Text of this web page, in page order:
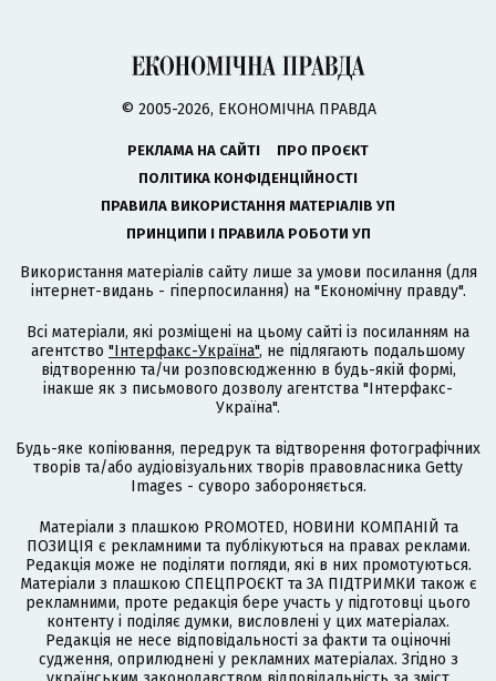
© 2005-2026, ЕКОНОМІЧНА ПРАВДА
РЕКЛАМА НА САЙТІ
ПРО ПРОЄКТ
ПОЛІТИКА КОНФІДЕНЦІЙНОСТІ
ПРАВИЛА ВИКОРИСТАННЯ МАТЕРІАЛІВ УП
ПРИНЦИПИ І ПРАВИЛА РОБОТИ УП
Використання матеріалів сайту лише за умови посилання (для
інтернет-видань - гіперпосилання) на "Економічну правду".
Всі матеріали, які розміщені на цьому сайті із посиланням на
агентство "Інтерфакс-Україна", не підлягають подальшому
відтворенню та/чи розповсюдженню в будь-якій формі,
інакше як з письмового дозволу агентства "Інтерфакс-
Україна".
Будь-яке копіювання, передрук та відтворення фотографічних
творів та/або аудіовізуальних творів правовласника Getty
Images - суворо забороняється.
Матеріали з плашкою PROMOTED, НОВИНИ КОМПАНІЙ та
ПОЗИЦІЯ є рекламними та публікуються на правах реклами.
Редакція може не поділяти погляди, які в них промотуються.
Матеріали з плашкою СПЕЦПРОЄКТ та ЗА ПІДТРИМКИ також є
рекламними, проте редакція бере участь у підготовці цього
контенту і поділяє думки, висловлені у цих матеріалах.
Редакція не несе відповідальності за факти та оціночні
судження, оприлюднені у рекламних матеріалах. Згідно з